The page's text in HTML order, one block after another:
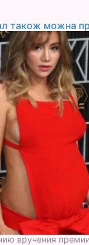
також можна
вручения